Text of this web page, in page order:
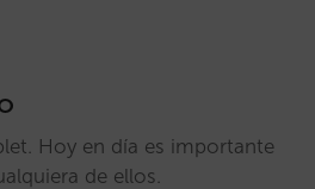
Hoy en día es importante
de ellos.